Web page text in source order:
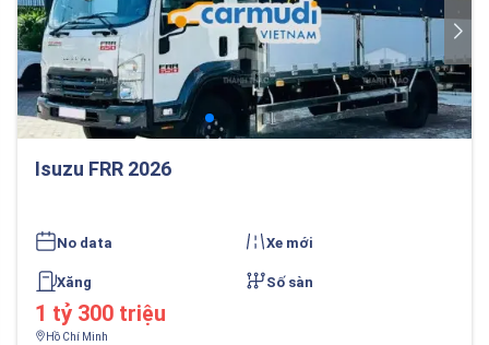
Isuzu FRR 2026
No data Xe mới
Xăng Số sàn
1 tỷ 300 triệu
Hồ Chí Minh